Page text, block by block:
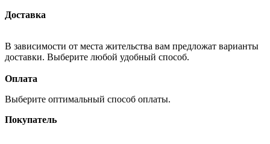
Доставка
В зависимости от места жительства вам предложат варианты
доставки. Выберите любой удобный способ.
Оплата
Выберите оптимальный способ оплаты.
Покупатель